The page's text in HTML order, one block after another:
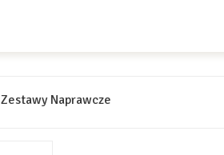
Zestawy Naprawcze